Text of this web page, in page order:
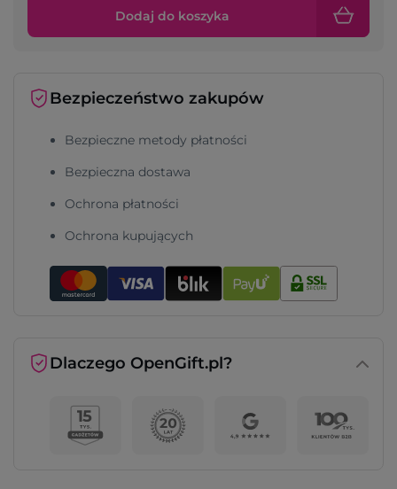
Dodaj do koszyka
Bezpieczeństwo zakupów
Bezpieczne metody płatności
Bezpieczna dostawa
Ochrona płatności
Ochrona kupujących
Dlaczego OpenGift.pl?